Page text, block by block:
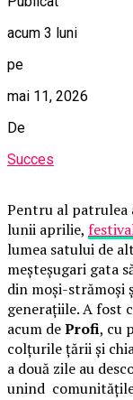
acum 3 luni
pe
mai 11, 2026
De
Succes
Pentru al patrulea
lunii aprilie,
lumea satului de
meșteșugari gata
din moși-strămoși
generațiile. A fost
acum deProfi, cu
colțurile țării și
a două zile au
unind